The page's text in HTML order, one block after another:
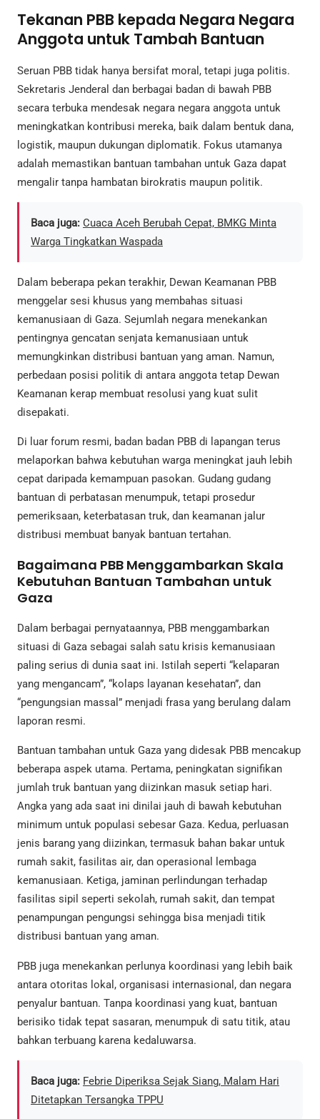
Tekanan PBB kepada Negara Negara
Anggota untuk Tambah Bantuan
Seruan PBB tidak hanya bersifat moral, tetapi juga politis.
Sekretaris Jenderal dan berbagai badan di bawah PBB
secara terbuka mendesak negara negara anggota untuk
meningkatkan kontribusi mereka, baik dalam bentuk dana,
logistik, maupun dukungan diplomatik. Fokus utamanya
adalah memastikan bantuan tambahan untuk Gaza dapat
mengalir tanpa hambatan birokratis maupun politik.
Baca juga: Cuaca Aceh Berubah Cepat, BMKG Minta
Warga Tingkatkan Waspada
Dalam beberapa pekan terakhir, Dewan Keamanan PBB
menggelar sesi khusus yang membahas situasi
kemanusiaan di Gaza. Sejumlah negara menekankan
pentingnya gencatan senjata kemanusiaan untuk
memungkinkan distribusi bantuan yang aman. Namun,
perbedaan posisi politik di antara anggota tetap Dewan
Keamanan kerap membuat resolusi yang kuat sulit
disepakati.
Di luar forum resmi, badan badan PBB di lapangan terus
melaporkan bahwa kebutuhan warga meningkat jauh lebih
cepat daripada kemampuan pasokan. Gudang gudang
bantuan di perbatasan menumpuk, tetapi prosedur
pemeriksaan, keterbatasan truk, dan keamanan jalur
distribusi membuat banyak bantuan tertahan.
Bagaimana PBB Menggambarkan Skala
Kebutuhan Bantuan Tambahan untuk
Gaza
Dalam berbagai pernyataannya, PBB menggambarkan
situasi di Gaza sebagai salah satu krisis kemanusiaan
paling serius di dunia saat ini. Istilah seperti “kelaparan
yang mengancam”, “kolaps layanan kesehatan”, dan
“pengungsian massal” menjadi frasa yang berulang dalam
laporan resmi.
Bantuan tambahan untuk Gaza yang didesak PBB mencakup
beberapa aspek utama. Pertama, peningkatan signifikan
jumlah truk bantuan yang diizinkan masuk setiap hari.
Angka yang ada saat ini dinilai jauh di bawah kebutuhan
minimum untuk populasi sebesar Gaza. Kedua, perluasan
jenis barang yang diizinkan, termasuk bahan bakar untuk
rumah sakit, fasilitas air, dan operasional lembaga
kemanusiaan. Ketiga, jaminan perlindungan terhadap
fasilitas sipil seperti sekolah, rumah sakit, dan tempat
penampungan pengungsi sehingga bisa menjadi titik
distribusi bantuan yang aman.
PBB juga menekankan perlunya koordinasi yang lebih baik
antara otoritas lokal, organisasi internasional, dan negara
penyalur bantuan. Tanpa koordinasi yang kuat, bantuan
berisiko tidak tepat sasaran, menumpuk di satu titik, atau
bahkan terbuang karena kedaluwarsa.
Baca juga: Febrie Diperiksa Sejak Siang, Malam Hari
Ditetapkan Tersangka TPPU